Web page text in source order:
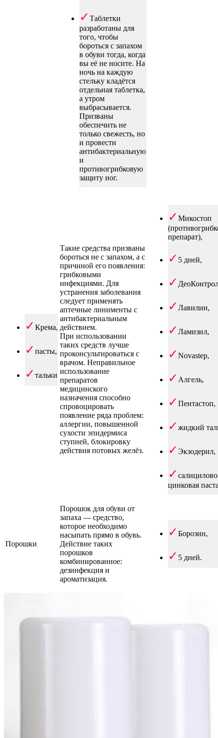
Таблетки
разработаны для
того, чтобы
бороться с запахом
в обуви тогда, когда
вы её не носите. На
ночь на каждую
стельку кладётся
отдельная таблетка,
а утром
выбрасывается.
Призваны
обеспечить не
только свежесть, но
и провести
антибактериальную
и
противогрибковую
защиту ног.
Крема,
пасты,
тальки
Такие средства призваны
бороться не с запахом, а с
причиной его появления:
грибковыми
инфекциями. Для
устранения заболевания
следует применять
аптечные линименты с
антибактериальным
действием.
При использовании
таких средств лучше
проконсультироваться с
врачом. Неправильное
использование
препаратов
медицинского
назначения способно
спровоцировать
появление ряда проблем:
аллергии, повышенной
сухости эпидермиса
ступней, блокировку
действия потовых желёз.
Микостоп
препарат),
5 дней,
Лавилин,
Ламизил,
Novastep,
Алгель,
Пентастоп,
жидкий
Экзодерил,
цинковая
Порошки
Порошок для обуви от
запаха — средство,
которое необходимо
насыпать прямо в обувь.
Действие таких
порошков
комбинированное:
дезинфекция и
ароматизация.
Борозин,
5 дней.